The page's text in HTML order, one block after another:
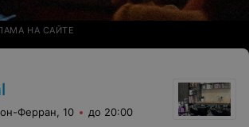
НА САЙТЕ
Ферран, 10 до 20:00